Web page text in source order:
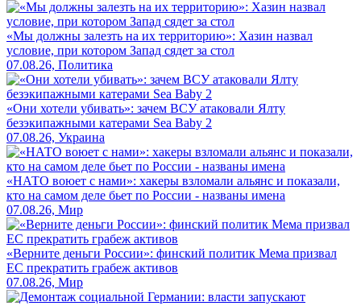
«Мы должны залезть на их территорию»: Хазин назвал
условие, при котором Запад сядет за стол
07.08.26, Политика
«Они хотели убивать»: зачем ВСУ атаковали Ялту
безэкипажными катерами Sea Baby 2
07.08.26, Украина
«НАТО воюет с нами»: хакеры взломали альянс и показали,
кто на самом деле бьет по России - названы имена
07.08.26, Мир
«Верните деньги России»: финский политик Мема призвал
ЕС прекратить грабеж активов
07.08.26, Мир